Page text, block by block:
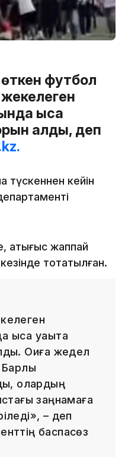
футбол
қысқа
алды, деп
түскеннен кейін
жаппай
тоқтатылған.
уақытқа
Оқиға жедел
олардың
заңнамаға
– деп
баспасөз